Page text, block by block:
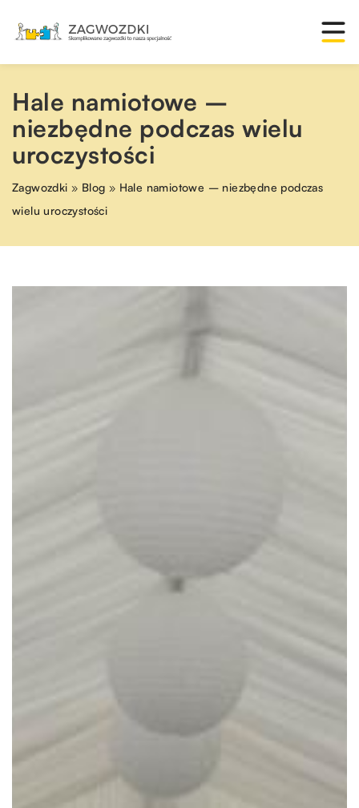
Hale namiotowe –
niezbędne podczas wielu
uroczystości
Zagwozdki » Blog » Hale namiotowe – niezbędne podczas
wielu uroczystości